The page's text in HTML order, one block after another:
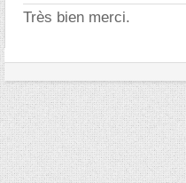
Très bien merci.